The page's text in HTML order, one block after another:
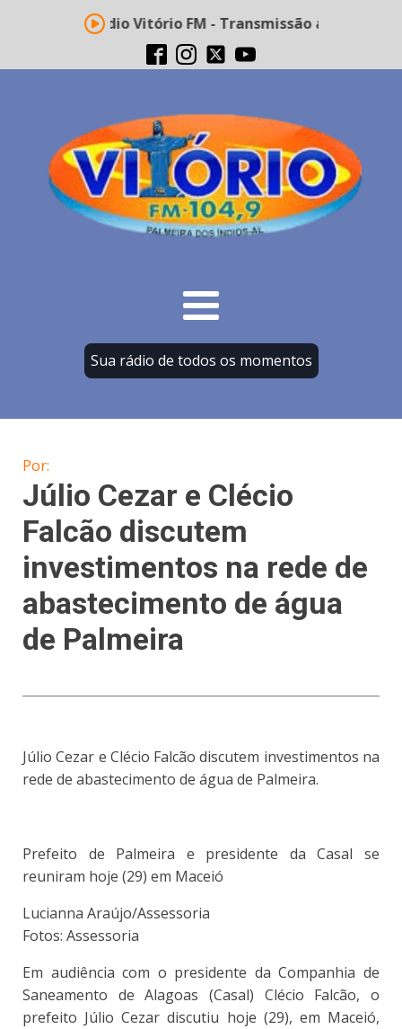
Rádio Vitório FM - Transmissão ao vivo
Sua rádio de todos os momentos
Por:
Júlio Cezar e Clécio
Falcão discutem
investimentos na rede de
abastecimento de água
de Palmeira
Júlio Cezar e Clécio Falcão discutem investimentos na
rede de abastecimento de água de Palmeira.
Prefeito de Palmeira e presidente da Casal se
reuniram hoje (29) em Maceió
Lucianna Araújo/Assessoria
Fotos: Assessoria
Em audiência com o presidente da Companhia de
Saneamento de Alagoas (Casal) Clécio Falcão, o
prefeito Júlio Cezar discutiu hoje (29), em Maceió,